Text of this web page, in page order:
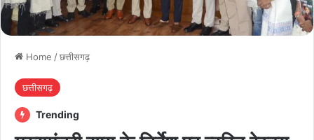
Home /छत्तीसगढ़
छत्तीसगढ़
Trending